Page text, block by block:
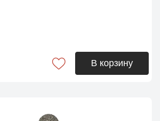
В корзину